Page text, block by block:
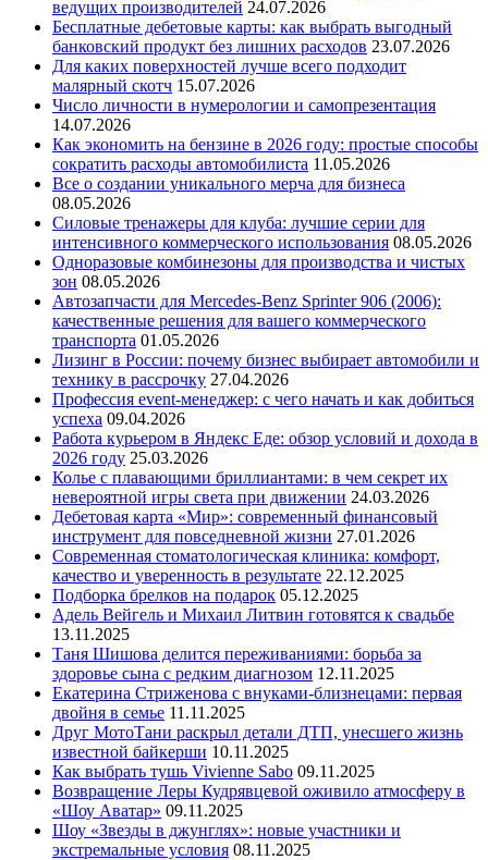
ведущих производителей 24.07.2026
Бесплатные дебетовые карты: как выбрать выгодный
банковский продукт без лишних расходов 23.07.2026
Для каких поверхностей лучше всего подходит
малярный скотч 15.07.2026
Число личности в нумерологии и самопрезентация
14.07.2026
Как экономить на бензине в 2026 году: простые способы
сократить расходы автомобилиста 11.05.2026
Все о создании уникального мерча для бизнеса
08.05.2026
Силовые тренажеры для клуба: лучшие серии для
интенсивного коммерческого использования 08.05.2026
Одноразовые комбинезоны для производства и чистых
зон 08.05.2026
Автозапчасти для Mercedes-Benz Sprinter 906 (2006):
качественные решения для вашего коммерческого
транспорта 01.05.2026
Лизинг в России: почему бизнес выбирает автомобили и
технику в рассрочку 27.04.2026
Профессия event-менеджер: с чего начать и как добиться
успеха 09.04.2026
Работа курьером в Яндекс Еде: обзор условий и дохода в
2026 году 25.03.2026
Колье с плавающими бриллиантами: в чем секрет их
невероятной игры света при движении 24.03.2026
Дебетовая карта «Мир»: современный финансовый
инструмент для повседневной жизни 27.01.2026
Современная стоматологическая клиника: комфорт,
качество и уверенность в результате 22.12.2025
Подборка брелков на подарок 05.12.2025
Адель Вейгель и Михаил Литвин готовятся к свадьбе
13.11.2025
Таня Шишова делится переживаниями: борьба за
здоровье сына с редким диагнозом 12.11.2025
Екатерина Стриженова с внуками-близнецами: первая
двойня в семье 11.11.2025
Друг МотоТани раскрыл детали ДТП, унесшего жизнь
известной байкерши 10.11.2025
Как выбрать тушь Vivienne Sabo 09.11.2025
Возвращение Леры Кудрявцевой оживило атмосферу в
«Шоу Аватар» 09.11.2025
Шоу «Звезды в джунглях»: новые участники и
экстремальные условия 08.11.2025